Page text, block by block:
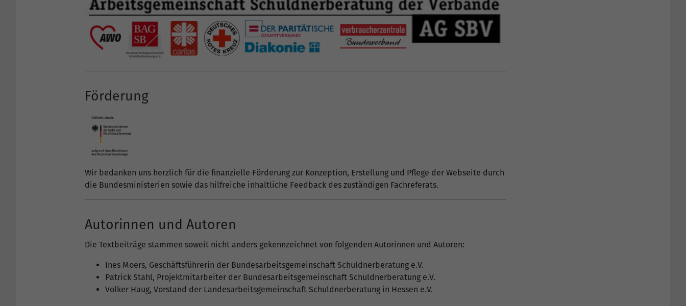
Förderung
Wir bedanken uns herzlich für die finanzielle Förderung zur Konzeption, Erstellung und Pflege der Webseite durch
die Bundesministerien sowie das hilfreiche inhaltliche Feedback des zuständigen Fachreferats.
Autorinnen und Autoren
Die Textbeiträge stammen soweit nicht anders gekennzeichnet von folgenden Autorinnen und Autoren:
Ines Moers, Geschäftsführerin der Bundesarbeitsgemeinschaft Schuldnerberatung e.V.
Patrick Stahl, Projektmitarbeiter der Bundesarbeitsgemeinschaft Schuldnerberatung e.V.
Volker Haug, Vorstand der Landesarbeitsgemeinschaft Schuldnerberatung in Hessen e.V.